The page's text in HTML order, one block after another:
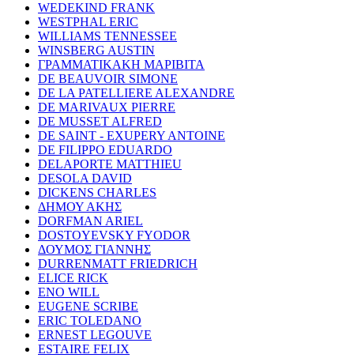
WEDEKIND FRANK
WESTPHAL ERIC
WILLIAMS TENNESSEE
WINSBERG AUSTIN
ΓΡΑΜΜΑΤΙΚΑΚΗ ΜΑΡΙΒΙΤΑ
DE BEAUVOIR SIMONE
DE LA PATELLIERE ALEXANDRE
DE MARIVAUX PIERRE
DE MUSSET ALFRED
DE SAINT - EXUPERY ANTOINE
DE FILIPPO EDUARDO
DELAPORTE MATTHIEU
DESOLA DAVID
DICKENS CHARLES
ΔΗΜΟΥ ΑΚΗΣ
DORFMAN ARIEL
DOSTOYEVSKY FYODOR
ΔΟΥΜΟΣ ΓΙΑΝΝΗΣ
DURRENMATT FRIEDRICH
ELICE RICK
ENO WILL
EUGENE SCRIBE
ERIC TOLEDANO
ERNEST LEGOUVE
ESTAIRE FELIX